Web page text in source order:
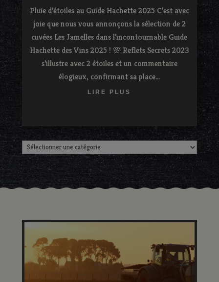
Pluie d’étoiles au Guide Hachette 2025 C’est avec
joie que nous vous annonçons la sélection de 2
cuvées Les Jamelles dans l’incontournable Guide
Hachette des Vins 2025 ! 🌸 Reflets Secrets 2023
s’illustre avec 2 étoiles et un commentaire
élogieux, confirmant sa place...
LIRE PLUS
.